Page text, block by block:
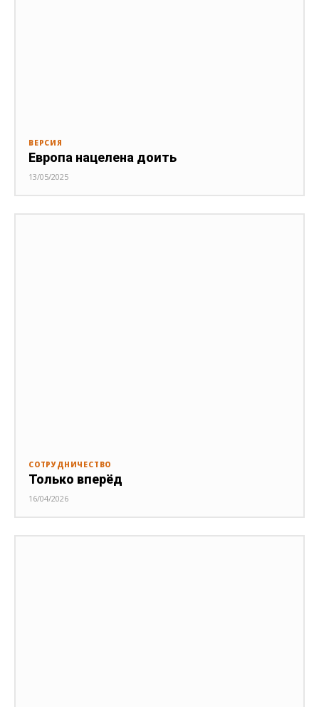
ВЕРСИЯ
Европа нацелена доить
13/05/2025
СОТРУДНИЧЕСТВО
Только вперёд
16/04/2026